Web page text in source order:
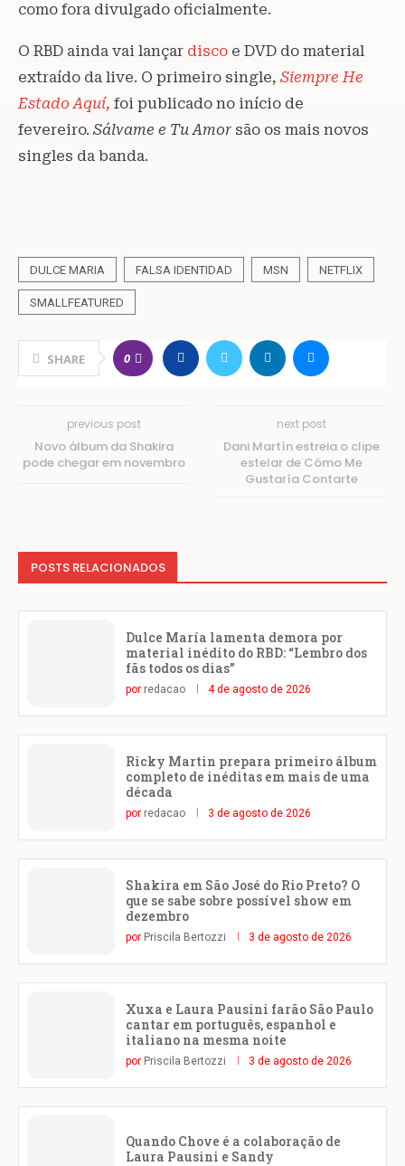
como fora divulgado oficialmente.
O RBD ainda vai lançar disco e DVD do material
extraído da live. O primeiro single, Siempre He
Estado Aquí, foi publicado no início de
fevereiro. Sálvame e Tu Amor são os mais novos
singles da banda.
DULCE MARIA FALSA IDENTIDAD MSN NETFLIX
SMALLFEATURED
SHARE 0
previous post
Novo álbum da Shakira
pode chegar em novembro
next post
Dani Martín estreia o clipe
estelar de Cómo Me
Gustaría Contarte
POSTS RELACIONADOS
Dulce María lamenta demora por
material inédito do RBD: “Lembro dos
fãs todos os dias”
por redacao 4 de agosto de 2026
Ricky Martin prepara primeiro álbum
completo de inéditas em mais de uma
década
por redacao 3 de agosto de 2026
Shakira em São José do Rio Preto? O
que se sabe sobre possível show em
dezembro
por Priscila Bertozzi 3 de agosto de 2026
Xuxa e Laura Pausini farão São Paulo
cantar em português, espanhol e
italiano na mesma noite
por Priscila Bertozzi 3 de agosto de 2026
Quando Chove é a colaboração de
Laura Pausini e Sandy